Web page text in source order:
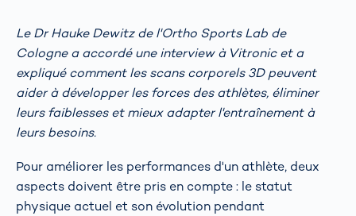
Le Dr Hauke Dewitz de l'Ortho Sports Lab de
Cologne a accordé une interview à Vitronic et a
expliqué comment les scans corporels 3D peuvent
aider à développer les forces des athlètes, éliminer
leurs faiblesses et mieux adapter l'entraînement à
leurs besoins.
Pour améliorer les performances d'un athlète, deux
aspects doivent être pris en compte : le statut
physique actuel et son évolution pendant